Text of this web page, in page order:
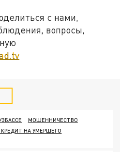
с нами,
вопросы,
МОШЕННИЧЕСТВО
НА УМЕРШЕГО